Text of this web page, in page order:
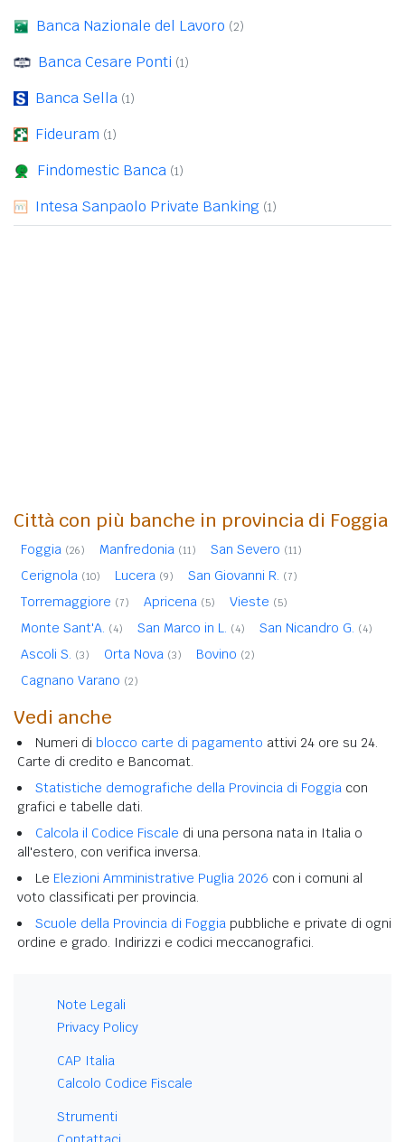
Banca Nazionale del Lavoro (2)
Banca Cesare Ponti (1)
Banca Sella (1)
Fideuram (1)
Findomestic Banca (1)
Intesa Sanpaolo Private Banking (1)
Città con più banche in provincia di Foggia
Foggia (26) Manfredonia (11) San Severo (11)
Cerignola (10) Lucera (9) San Giovanni R. (7)
Torremaggiore (7) Apricena (5) Vieste (5)
Monte Sant'A. (4) San Marco in L. (4) San Nicandro G. (4)
Ascoli S. (3) Orta Nova (3) Bovino (2)
Cagnano Varano (2)
Vedi anche
Numeri di blocco carte di pagamento attivi 24 ore su 24.
Carte di credito e Bancomat.
Statistiche demografiche della Provincia di Foggia con
grafici e tabelle dati.
Calcola il Codice Fiscale di una persona nata in Italia o
all'estero, con verifica inversa.
Le Elezioni Amministrative Puglia 2026 con i comuni al
voto classificati per provincia.
Scuole della Provincia di Foggia pubbliche e private di ogni
ordine e grado. Indirizzi e codici meccanografici.
Note Legali
Privacy Policy
CAP Italia
Calcolo Codice Fiscale
Strumenti